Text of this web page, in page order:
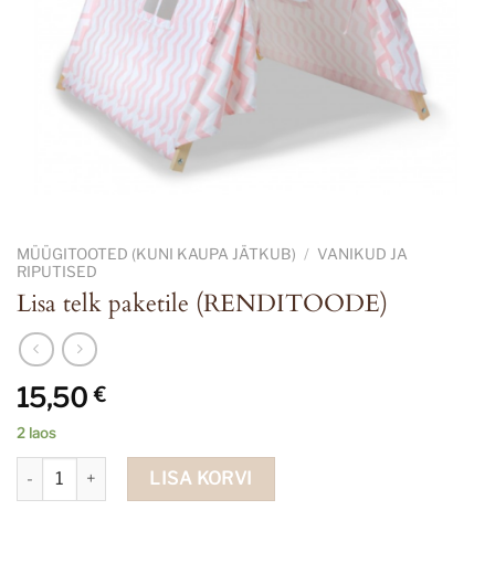
MÜÜGITOOTED (KUNI KAUPA JÄTKUB) / VANIKUD JA
RIPUTISED
Lisa telk paketile (RENDITOODE)
15,50€
2 laos
Lisa telk paketile (RENDITOODE) kogus
LISA KORVI